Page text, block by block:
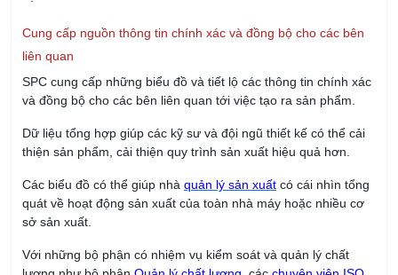
Dữ liệu tổng hợp giúp các kỹ sư và đội ngũ thiết kế có thể cải
Các biểu đồ có thể giúp nhà quản lý sản xuấtcó cái nhìn tổng
sở sản xuất.
lượng như bộ phậnQuản lý chất lượng, cácchuyên viên ISO,
QC,… có thể làm việc và đưa ra quyết định dựa trên các con
số cụ thể.
Tăng tính đồng nhất và kiểm soát chất lượng sản phẩm